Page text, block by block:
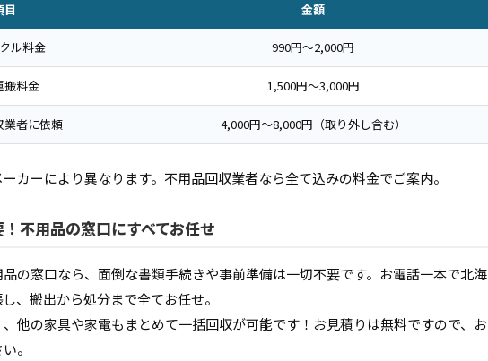
目 金額
ル料金 990円〜2,000円
搬料金 1,500円〜3,000円
業者に依頼 4,000円〜8,000円（取り外し含む）
カーにより異なります。不用品回収業者なら全て込みの料金でご案内。
不用品の窓口にすべてお任せ
の窓口なら、面倒な書類手続きや事前準備は一切不要です。お電話一本で北海
、搬出から処分まで全てお任せ。
他の家具や家電もまとめて一括回収が可能です！お見積りは無料ですので、お
。